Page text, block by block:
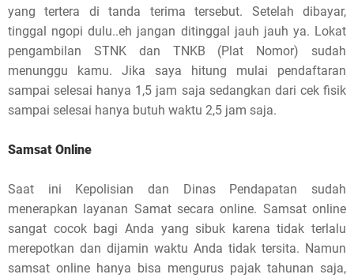
yang tertera di tanda terima tersebut. Setelah dibayar,
tinggal ngopi dulu..eh jangan ditinggal jauh jauh ya. Lokat
pengambilan STNK dan TNKB (Plat Nomor) sudah
menunggu kamu. Jika saya hitung mulai pendaftaran
sampai selesai hanya 1,5 jam saja sedangkan dari cek fisik
sampai selesai hanya butuh waktu 2,5 jam saja.
Samsat Online
Saat ini Kepolisian dan Dinas Pendapatan sudah
menerapkan layanan Samat secara online. Samsat online
sangat cocok bagi Anda yang sibuk karena tidak terlalu
merepotkan dan dijamin waktu Anda tidak tersita. Namun
samsat online hanya bisa mengurus pajak tahunan saja,